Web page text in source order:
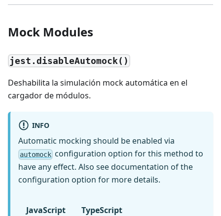
Mock Modules
jest.disableAutomock()
Deshabilita la simulación mock automática en el
cargador de módulos.
INFO
Automatic mocking should be enabled via
automock configuration option for this method to
have any effect. Also see documentation of the
configuration option for more details.
JavaScript TypeScript